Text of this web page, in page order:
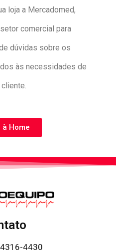
loja a Mercadomed,
comercial para
dúvidas sobre os
às necessidades de
Home
4430